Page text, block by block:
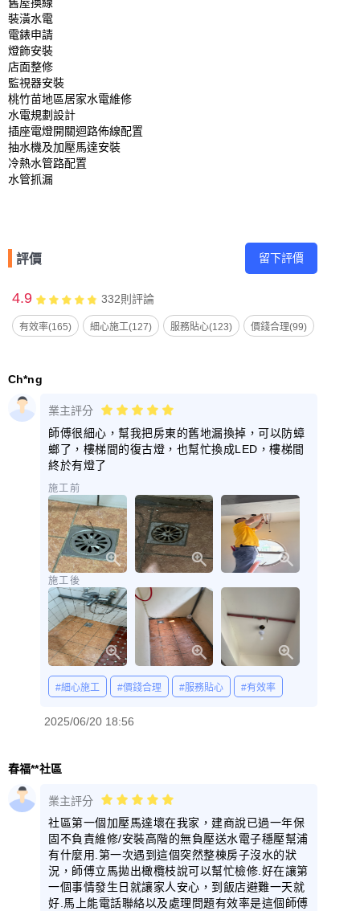
舊屋換線
裝潢水電
電錶申請
燈飾安裝
店面整修
監視器安裝
桃竹苗地區居家水電維修
水電規劃設計
插座電燈開關迴路佈線配置
抽水機及加壓馬達安裝
冷熱水管路配置
水管抓漏
評價 留下評價
4.9 332則評論
有效率(165) 細心施工(127) 服務貼心(123) 價錢合理(99)
Ch*ng
業主評分
師傅很細心，幫我把房東的舊地漏換掉，可以防蟑
螂了，樓梯間的復古燈，也幫忙換成LED，樓梯間
終於有燈了
施工前
施工後
#細心施工 #價錢合理 #服務貼心 #有效率
2025/06/20 18:56
春福**社區
業主評分
社區第一個加壓馬達壞在我家，建商說已過一年保
固不負責維修/安裝高階的無負壓送水電子穩壓幫浦
有什麼用.第一次遇到這個突然整棟房子沒水的狀
況，師傅立馬拋出橄欖枝說可以幫忙檢修.好在讓第
一個事情發生日就讓家人安心，到飯店避難一天就
好.馬上能電話聯絡以及處理問題有效率是這個師傅